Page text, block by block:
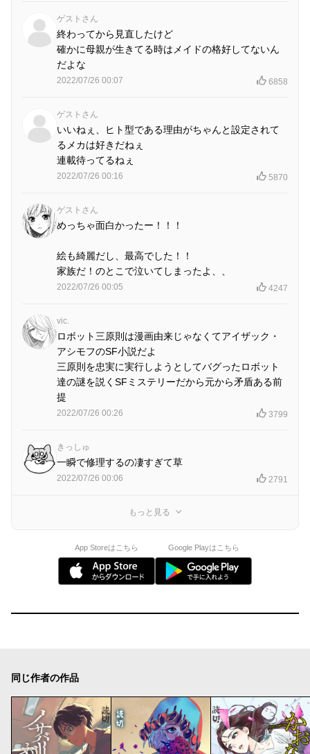
ゲストさん
終わってから見直したけど
確かに母親が生きてる時はメイドの格好してないん
だよな
2022/07/26 00:07 6858
ゲストさん
いいねぇ、ヒト型である理由がちゃんと設定されて
るメカは好きだねぇ
連載待ってるねぇ
2022/07/26 00:16 5870
ゲストさん
めっちゃ面白かったー！！！
絵も綺麗だし、最高でした！！
家族だ！のとこで泣いてしまったよ、、
2022/07/26 00:05 4247
vic.
ロボット三原則は漫画由来じゃなくてアイザック・
アシモフのSF小説だよ
三原則を忠実に実行しようとしてバグったロボット
達の謎を説くSFミステリーだから元から矛盾ある前
提
2022/07/26 00:26 3799
きっしゅ
一瞬で修理するの凄すぎて草
2022/07/26 00:06 2791
もっと見る
App Storeはこちら Google Playはこちら
同じ作者の作品